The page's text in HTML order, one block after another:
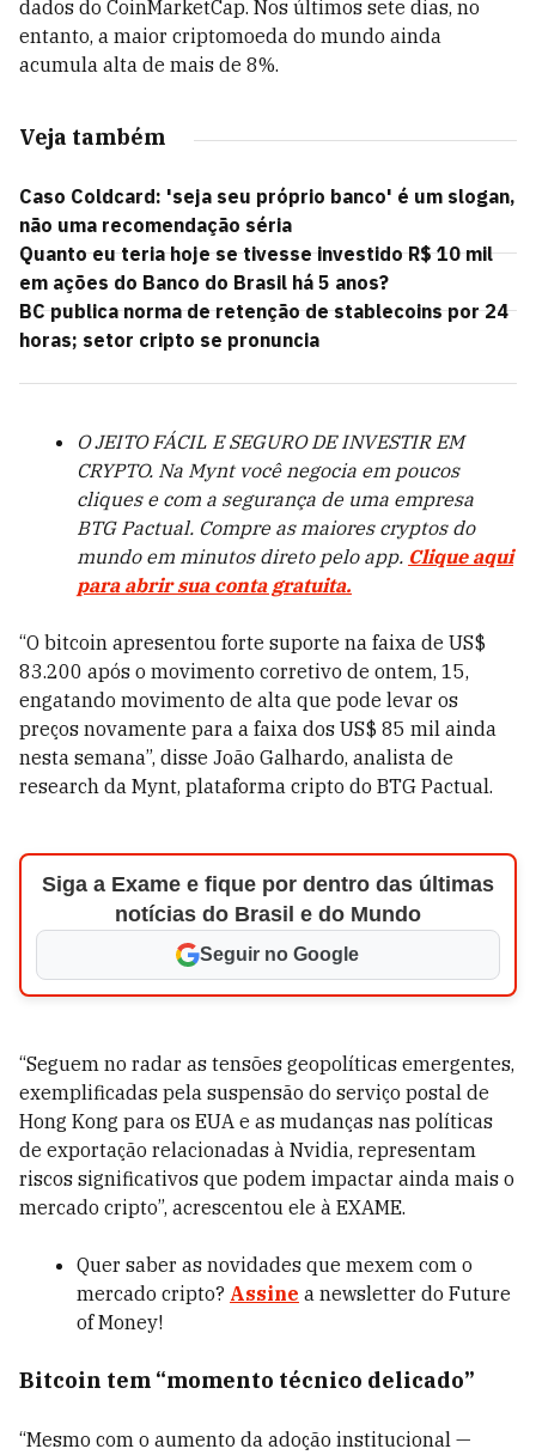
dados do CoinMarketCap. Nos últimos sete dias, no
entanto, a maior criptomoeda do mundo ainda
acumula alta de mais de 8%.
Veja também
Caso Coldcard: 'seja seu próprio banco' é um slogan,
não uma recomendação séria
Quanto eu teria hoje se tivesse investido R$ 10 mil
em ações do Banco do Brasil há 5 anos?
BC publica norma de retenção de stablecoins por 24
horas; setor cripto se pronuncia
O JEITO FÁCIL E SEGURO DE INVESTIR EM
CRYPTO. Na Mynt você negocia em poucos
cliques e com a segurança de uma empresa
BTG Pactual. Compre as maiores cryptos do
mundo em minutos direto pelo app. Clique aqui
para abrir sua conta gratuita.
“O bitcoin apresentou forte suporte na faixa de US$
83.200 após o movimento corretivo de ontem, 15,
engatando movimento de alta que pode levar os
preços novamente para a faixa dos US$ 85 mil ainda
nesta semana”, disse João Galhardo, analista de
research da Mynt, plataforma cripto do BTG Pactual.
Siga a Exame e fique por dentro das últimas
notícias do Brasil e do Mundo
Seguir no Google
“Seguem no radar as tensões geopolíticas emergentes,
exemplificadas pela suspensão do serviço postal de
Hong Kong para os EUA e as mudanças nas políticas
de exportação relacionadas à Nvidia, representam
riscos significativos que podem impactar ainda mais o
mercado cripto”, acrescentou ele à EXAME.
Quer saber as novidades que mexem com o
mercado cripto? Assine a newsletter do Future
of Money!
Bitcoin tem “momento técnico delicado”
“Mesmo com o aumento da adoção institucional —